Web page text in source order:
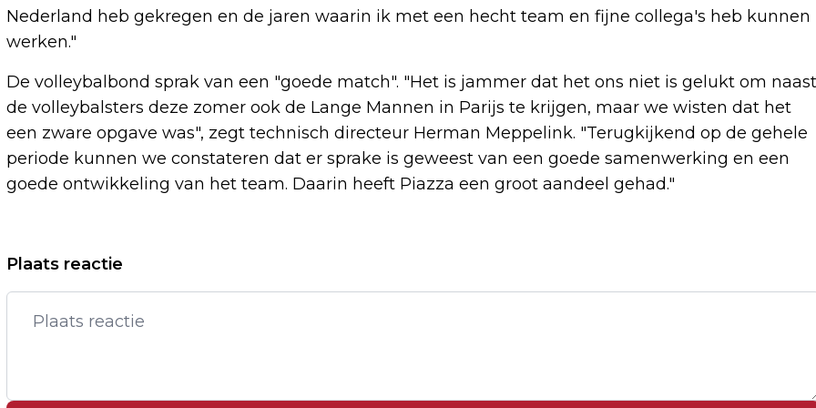
Nederland heb gekregen en de jaren waarin ik met een hecht team en fijne collega's heb kunnen
werken."
De volleybalbond sprak van een "goede match". "Het is jammer dat het ons niet is gelukt om naast
de volleybalsters deze zomer ook de Lange Mannen in Parijs te krijgen, maar we wisten dat het
een zware opgave was", zegt technisch directeur Herman Meppelink. "Terugkijkend op de gehele
periode kunnen we constateren dat er sprake is geweest van een goede samenwerking en een
goede ontwikkeling van het team. Daarin heeft Piazza een groot aandeel gehad."
Vorig artikel
MINISTER ONDERZOEKT
UITZENDVERBOD VOOR BEPAALDE
POETIN IS AL IN MONGOLIË
Plaats reactie